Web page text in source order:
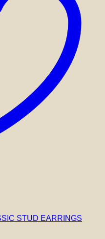
STUD EARRINGS